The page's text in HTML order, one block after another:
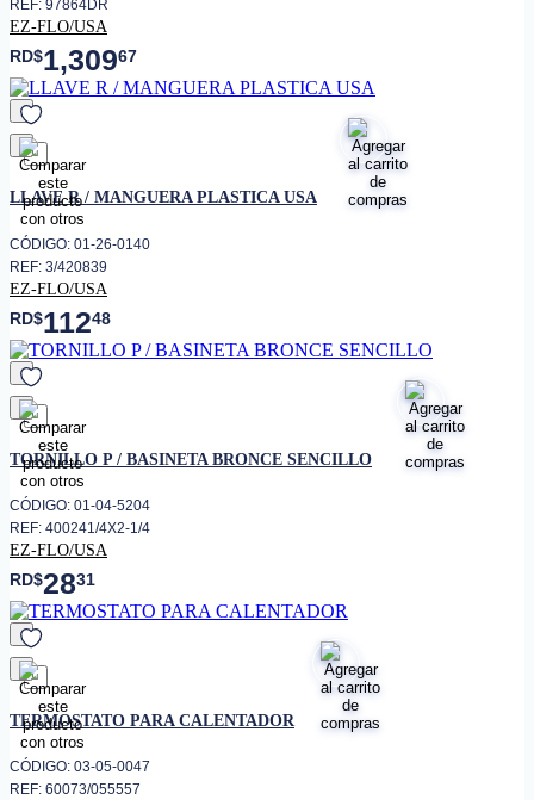
REF: 97864DR
EZ-FLO/USA
RD$1,30967
favorito
LLAVE R / MANGUERA PLASTICA USA
CÓDIGO: 01-26-0140
REF: 3/420839
EZ-FLO/USA
RD$11248
favorito
TORNILLO P / BASINETA BRONCE SENCILLO
CÓDIGO: 01-04-5204
REF: 400241/4X2-1/4
EZ-FLO/USA
RD$2831
favorito
TERMOSTATO PARA CALENTADOR
CÓDIGO: 03-05-0047
REF: 60073/055557